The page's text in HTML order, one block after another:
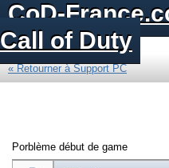
CoD-
Call of Duty
« Retourner à Support PC
Porblème début de game